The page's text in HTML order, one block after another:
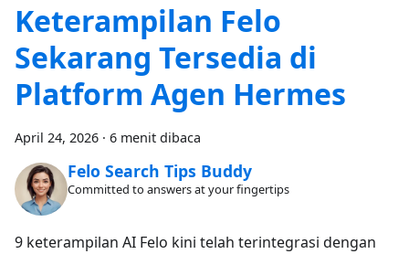
Keterampilan Felo
Sekarang Tersedia di
Platform Agen Hermes
April 24, 2026 · 6 menit dibaca
Felo Search Tips Buddy
Committed to answers at your fingertips
9 keterampilan AI Felo kini telah terintegrasi dengan